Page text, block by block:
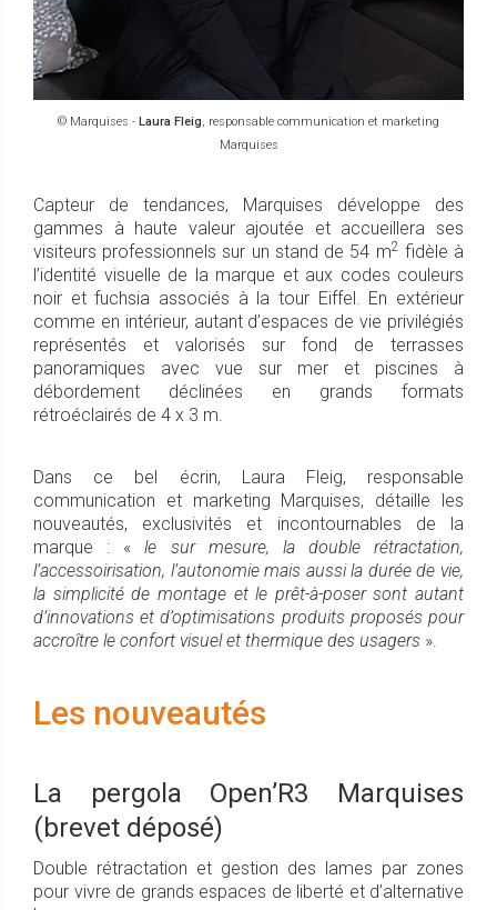
© Marquises - Laura Fleig, responsable communication et marketing
Marquises
Capteur de tendances, Marquises développe des
gammes à haute valeur ajoutée et accueillera ses
visiteurs professionnels sur un stand de 54 m2 fidèle à
l’identité visuelle de la marque et aux codes couleurs
noir et fuchsia associés à la tour Eiffel. En extérieur
comme en intérieur, autant d’espaces de vie privilégiés
représentés et valorisés sur fond de terrasses
panoramiques avec vue sur mer et piscines à
débordement déclinées en grands formats
rétroéclairés de 4 x 3 m.
Dans ce bel écrin, Laura Fleig, responsable
communication et marketing Marquises, détaille les
nouveautés, exclusivités et incontournables de la
marque : «le sur mesure, la double rétractation,
l’accessoirisation, l’autonomie mais aussi la durée de vie,
la simplicité de montage et le prêt-à-poser sont autant
d’innovations et d’optimisations produits proposés pour
accroître le confort visuel et thermique des usagers ».
Les nouveautés
La pergola Open’R3 Marquises
(brevet déposé)
Double rétractation et gestion des lames par zones
pour vivre de grands espaces de liberté et d’alternative